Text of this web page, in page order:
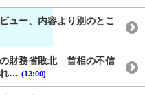
ュー、内容より別のとこ
の財務省敗北 首相の不信
… (13:00)